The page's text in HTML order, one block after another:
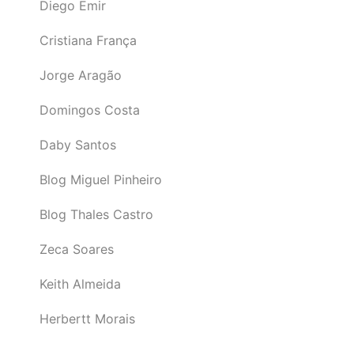
Diego Emir
Cristiana França
Jorge Aragão
Domingos Costa
Daby Santos
Blog Miguel Pinheiro
Blog Thales Castro
Zeca Soares
Keith Almeida
Herbertt Morais